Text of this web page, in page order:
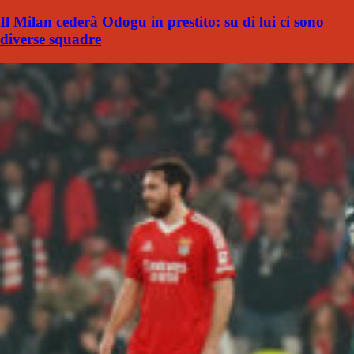
Il Milan cederà Odogu in prestito: su di lui ci sono
diverse squadre